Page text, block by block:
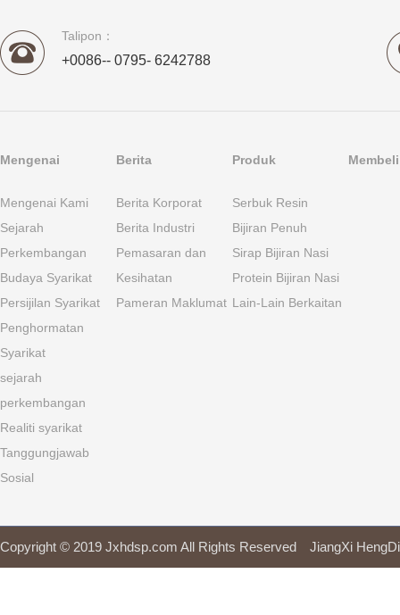
Talipon：
+0086-- 0795- 6242788
Mengenai
Mengenai Kami
Sejarah
Perkembangan
Budaya Syarikat
Persijilan Syarikat
Penghormatan
Syarikat
sejarah
perkembangan
Realiti syarikat
Tanggungjawab
Sosial
Berita
Berita Korporat
Berita Industri
Pemasaran dan
Kesihatan
Pameran Maklumat
Produk
Serbuk Resin
Bijiran Penuh
Sirap Bijiran Nasi
Protein Bijiran Nasi
Lain-Lain Berkaitan
Copyright © 2019 Jxhdsp.com All Rights Reserved JiangXi